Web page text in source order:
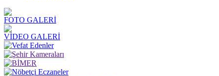
FOTO GALERİ
VİDEO GALERİ